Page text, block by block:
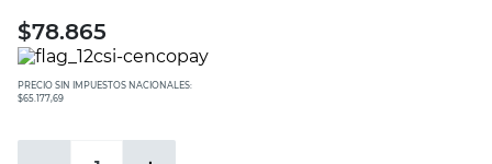
$78.865
PRECIO SIN IMPUESTOS NACIONALES:
$65.177,69